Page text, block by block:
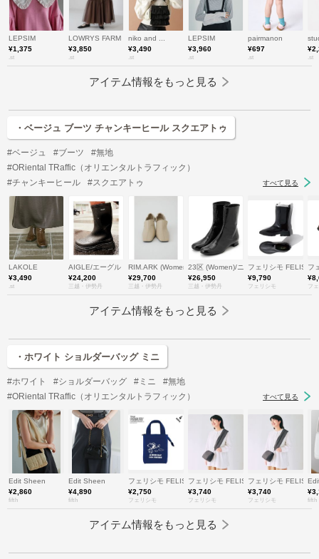
LEPSIM
¥1,375
.st
LOWRYS FARM
¥3,850
.st
niko and ...
¥3,490
.st
LEPSIM
¥3,960
.st
pairmanon
¥697
.st .st
アイテム情報をもっと見る
・ベージュ ブーツ チャンキーヒール スクエアトゥ
#ベージュ #ブーツ
#無地
#ORiental TRaffic（オリエンタルトラフィック）
#チャンキーヒール
#スクエアトゥ すべて見る
LAKOLE
¥3,490
.st
AIGLE/エーグル
¥24,200
三越・伊勢丹
RIM.ARK (Women)/リムアーク
¥29,700
三越・伊勢丹
23区 (Women)/ニジュウサンク
¥26,950
三越・伊勢丹
フェリシモ
¥9,790
フェリシモ
フ
フ
アイテム情報をもっと見る
・ホワイト ショルダーバッグ ミニ
#ホワイト #ショルダーバッグ #ミニ
#無地
#ORiental TRaffic（オリエンタルトラフィック）
すべて見る
Edit Sheen
¥2,860
fifth
Edit Sheen
¥4,890
fifth
フェリシモ FELISSIMO
¥2,750
フェリシモ
フェリシモ FELISSIMO
¥3,740
フェリシモ
フェリシモ
¥3,740
フェリシモ fifth
アイテム情報をもっと見る